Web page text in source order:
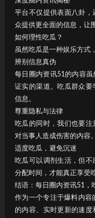
平台不仅提供表面八卦
众提供更全面的信息，让
如何理性吃瓜？
虽然吃瓜是一种娱乐方式
辨别信息真伪
每日圈内资讯51的内容
证实的渠道。吃瓜群众
信息。
尊重隐私与法律
吃瓜的同时，我们也要
对当事人造成伤害的内容。
适度吃瓜，避免沉迷
吃瓜可以调剂生活，但
分配时间，才能真正享受
结语：每日圈内资讯51，
作为一个专注于爆料内容
的内容、实时更新的速